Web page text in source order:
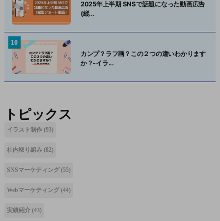
2025年上半期 SNSで話題になった動画広告
(縦...
カンプ？ラフ画？この２つの違いわかります
か？-イラ...
トピックス
イラスト制作 (93)
社内取り組み (82)
SNSマーケティング(55)
Webマーケティング(44)
実績紹介 (43)